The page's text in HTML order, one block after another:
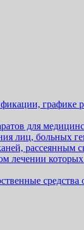
графике
для
лиц,
рассеянным
лечении